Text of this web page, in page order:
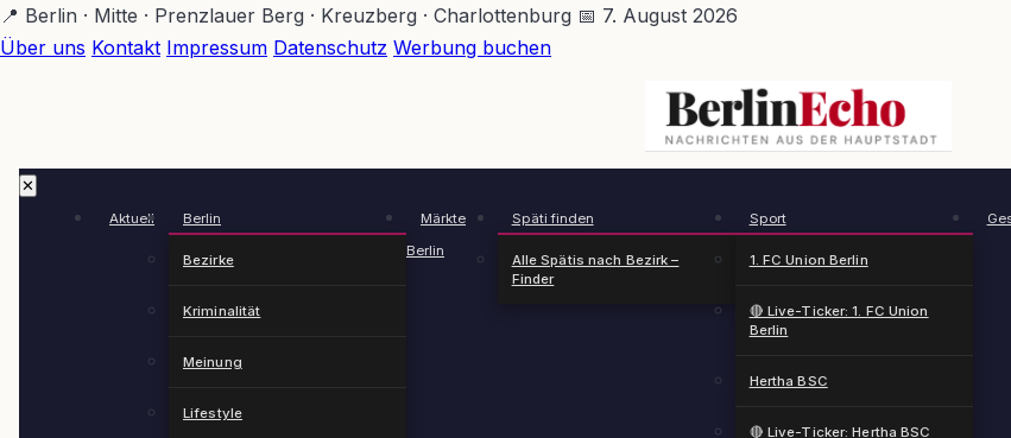
Zum
Hauptinhalt
📍 Berlin · Mitte · Prenzlauer Berg · Kreuzberg · Charlottenburg 📅 7. August 2026
Über uns Kontakt Impressum Datenschutz Werbung buchen
BerlinEcho – Zur
✕
Aktuell Berlin
Bezirke
Kriminalität
Meinung
Lifestyle
Märkte
Berlin
Späti finden
Alle Spätis nach Bezirk –
Finder
Sport
1. FC Union Berlin
🔴 Live-Ticker: 1. FC Union
Berlin
Hertha BSC
🔴 Live-Ticker: Hertha BSC